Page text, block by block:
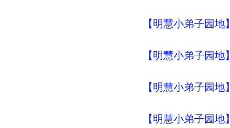
【明慧小弟子园
【明慧小弟子园
【明慧小弟子园
【明慧小弟子园